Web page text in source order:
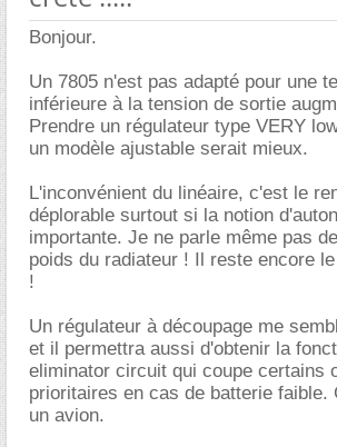
Bonjour.
Un 7805 n'est pas adapté pour une
inférieure à la tension de sortie
Prendre un régulateur type VERY
un modèle ajustable serait mieux.
L'inconvénient du linéaire, c'est le
déplorable surtout si la notion
importante. Je ne parle même pas
poids du radiateur ! Il reste encore
!
Un régulateur à découpage me
et il permettra aussi d'obtenir la
eliminator circuit qui coupe certains
prioritaires en cas de batterie faible.
un avion.